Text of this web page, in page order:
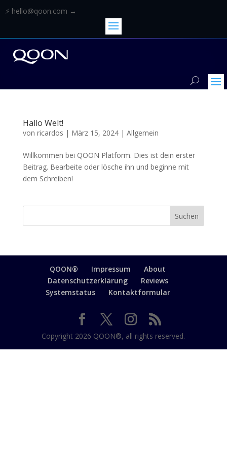
⚡ hello@qoon.com →
Hallo Welt!
von ricardos | März 15, 2024| Allgemein
Willkommen bei QOON Platform. Dies ist dein erster
Beitrag. Bearbeite oder lösche ihn und beginne mit
dem Schreiben!
Suchen
QOON® Impressum
About
Datenschutzerklärung
Reviews
Systemstatus
Kontaktformular
Copyright 2026 QOON®, all rights reserved.